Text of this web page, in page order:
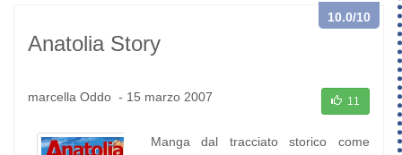
Anatolia Story
10.0/10
marcella Oddo - 15 marzo 2007 11
Manga dal tracciato storico come